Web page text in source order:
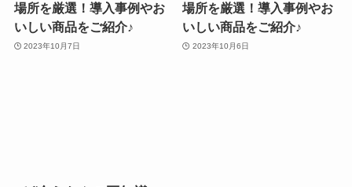
場所を厳選！導入事例やお
いしい商品をご紹介♪
2023年10月7日
場所を厳選！導入事例やお
いしい商品をご紹介♪
2023年10月6日